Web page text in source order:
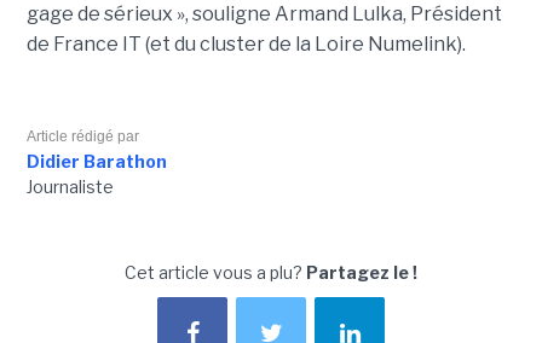
gage de sérieux », souligne Armand Lulka, Président
de France IT (et du cluster de la Loire Numelink).
Article rédigé par
Didier Barathon
Journaliste
Cet article vous a plu? Partagez le !